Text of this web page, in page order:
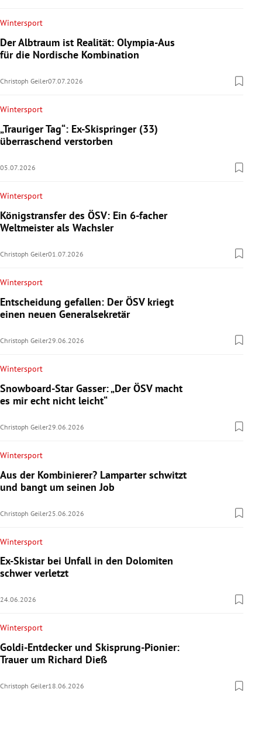
Wintersport
Der Albtraum ist Realität: Olympia-Aus
für die Nordische Kombination
Christoph Geiler07.07.2026
Wintersport
„Trauriger Tag“: Ex-Skispringer (33)
überraschend verstorben
05.07.2026
Wintersport
Königstransfer des ÖSV: Ein 6-facher
Weltmeister als Wachsler
Christoph Geiler01.07.2026
Wintersport
Entscheidung gefallen: Der ÖSV kriegt
einen neuen Generalsekretär
Christoph Geiler29.06.2026
Wintersport
Snowboard-Star Gasser: „Der ÖSV macht
es mir echt nicht leicht“
Christoph Geiler29.06.2026
Wintersport
Aus der Kombinierer? Lamparter schwitzt
und bangt um seinen Job
Christoph Geiler25.06.2026
Wintersport
Ex-Skistar bei Unfall in den Dolomiten
schwer verletzt
24.06.2026
Wintersport
Goldi-Entdecker und Skisprung-Pionier:
Trauer um Richard Dieß
Christoph Geiler18.06.2026